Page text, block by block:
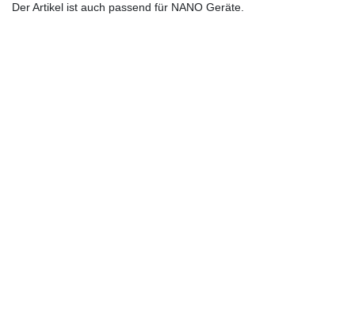
Der Artikel ist auch passend für NANO Geräte.